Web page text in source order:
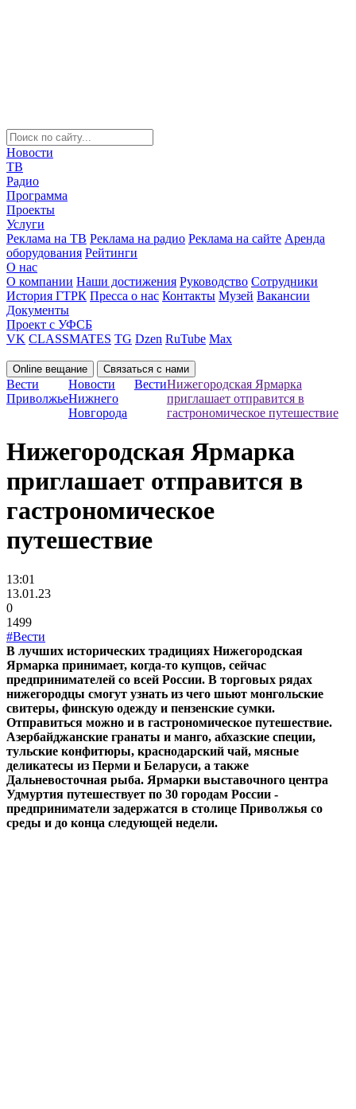
Новости
ТВ
Радио
Программа
Проекты
Услуги
Реклама на ТВ Реклама на радио Реклама на сайте Аренда
оборудования Рейтинги
О нас
О компании Наши достижения Руководство Сотрудники
История ГТРК Пресса о нас Контакты Музей Вакансии
Документы
Проект с УФСБ
VK CLASSMATES TG Dzen RuTube Max
Online вещание Связаться с нами
Вести
Приволжье
Новости
Нижнего
Новгорода
ВестиНижегородская Ярмарка
приглашает отправится в
гастрономическое путешествие
Нижегородская Ярмарка
приглашает отправится в
гастрономическое
путешествие
13:01
13.01.23
0
1499
#Вести
В лучших исторических традициях Нижегородская
Ярмарка принимает, когда-то купцов, сейчас
предпринимателей со всей России. В торговых рядах
нижегородцы смогут узнать из чего шьют монгольские
свитеры, финскую одежду и пензенские сумки.
Отправиться можно и в гастрономическое путешествие.
Азербайджанские гранаты и манго, абхазские специи,
тульские конфитюры, краснодарский чай, мясные
деликатесы из Перми и Беларуси, а также
Дальневосточная рыба. Ярмарки выставочного центра
Удмуртия путешествует по 30 городам России -
предприниматели задержатся в столице Приволжья со
среды и до конца следующей недели.